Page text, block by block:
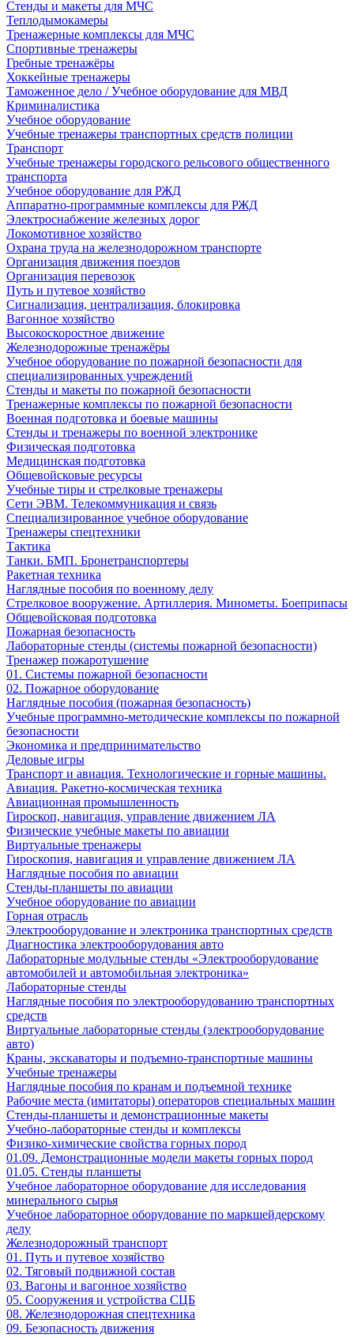
Стенды и макеты для МЧС
Теплодымокамеры
Тренажерные комплексы для МЧС
Спортивные тренажеры
Гребные тренажёры
Хоккейные тренажеры
Таможенное дело / Учебное оборудование для МВД
Криминалистика
Учебное оборудование
Учебные тренажеры транспортных средств полиции
Транспорт
Учебные тренажеры городского рельсового общественного
транспорта
Учебное оборудование для РЖД
Аппаратно-программные комплексы для РЖД
Электроснабжение железных дорог
Локомотивное хозяйство
Охрана труда на железнодорожном транспорте
Организация движения поездов
Организация перевозок
Путь и путевое хозяйство
Сигнализация, централизация, блокировка
Вагонное хозяйство
Высокоскоростное движение
Железнодорожные тренажёры
Учебное оборудование по пожарной безопасности для
специализированных учреждений
Стенды и макеты по пожарной безопасности
Тренажерные комплексы по пожарной безопасности
Военная подготовка и боевые машины
Стенды и тренажеры по военной электронике
Физическая подготовка
Медицинская подготовка
Общевойсковые ресурсы
Учебные тиры и стрелковые тренажеры
Сети ЭВМ. Телекоммуникация и связь
Специализированное учебное оборудование
Тренажеры спецтехники
Тактика
Танки. БМП. Бронетранспортеры
Ракетная техника
Наглядные пособия по военному делу
Стрелковое вооружение. Артиллерия. Минометы. Боеприпасы
Общевойсковая подготовка
Пожарная безопасность
Лабораторные стенды (системы пожарной безопасности)
Тренажер пожаротушение
01. Системы пожарной безопасности
02. Пожарное оборудование
Наглядные пособия (пожарная безопасность)
Учебные программно-методические комплексы по пожарной
безопасности
Экономика и предпринимательство
Деловые игры
Транспорт и авиация. Технологические и горные машины.
Авиация. Ракетно-космическая техника
Авиационная промышленность
Гироскоп, навигация, управление движением ЛА
Физические учебные макеты по авиации
Виртуальные тренажеры
Гироскопия, навигация и управление движением ЛА
Наглядные пособия по авиации
Стенды-планшеты по авиации
Учебное оборудование по авиации
Горная отрасль
Электрооборудование и электроника транспортных средств
Диагностика электрооборудования авто
Лабораторные модульные стенды «Электрооборудование
автомобилей и автомобильная электроника»
Лабораторные стенды
Наглядные пособия по электрооборудованию транспортных
средств
Виртуальные лабораторные стенды (электрооборудование
авто)
Краны, экскаваторы и подъемно-транспортные машины
Учебные тренажеры
Наглядные пособия по кранам и подъемной технике
Рабочие места (имитаторы) операторов специальных машин
Стенды-планшеты и демонстрационные макеты
Учебно-лабораторные стенды и комплексы
Физико-химические свойства горных пород
01.09. Демонстрационные модели макеты горных пород
01.05. Стенды планшеты
Учебное лабораторное оборудование для исследования
минерального сырья
Учебное лабораторное оборудование по маркшейдерскому
делу
Железнодорожный транспорт
01. Путь и путевое хозяйство
02. Тяговый подвижной состав
03. Вагоны и вагонное хозяйство
05. Сооружения и устройства СЦБ
08. Железнодорожная спецтехника
09. Безопасность движения